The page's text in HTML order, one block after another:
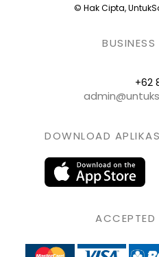
© Hak Cipta,
+62
DOWNLOAD
ACCEPTED